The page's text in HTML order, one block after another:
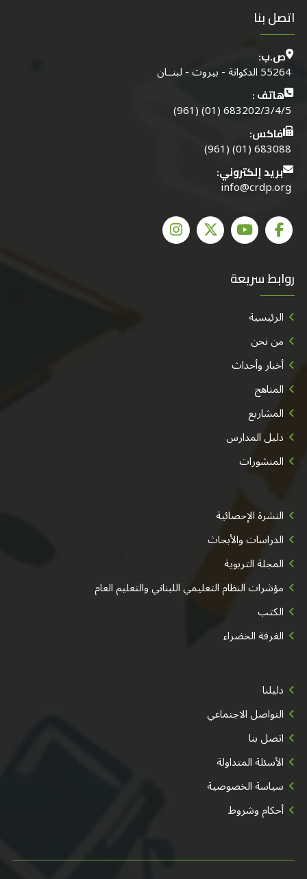
اتصل بنا
ص.ب:
55264 الدكوانة - بيروت - لبنــان
هاتف :
683202/3/4/5 (01) (961)
فاكس:
683088 (01) (961)
بريد إلكتروني:
info@crdp.org
روابط سريعة
الرئيسية
من نحن
أخبار وأحداث
المناهج
المشاريع
دليل المدارس
المنشورات
النشرة الإحصائية
الدراسات والأبحاث
المجلة التربوية
مؤشرات النظام التعليمي اللبناني والتعليم العام
الكتب
الغرفة الخضراء
دليلنا
التواصل الاجتماعي
اتصل بنا
الأسئلة المتداولة
سياسة الخصوصية
أحكام وشروط